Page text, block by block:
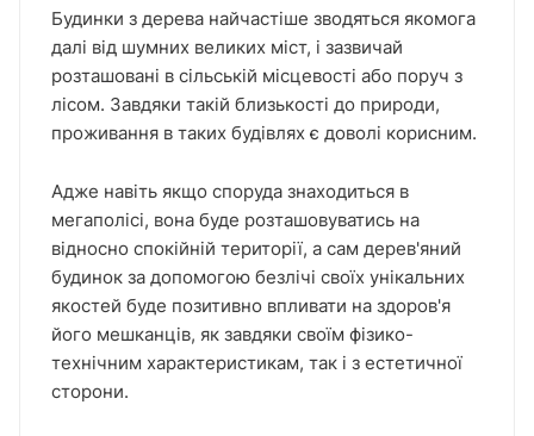
Будинки з дерева найчастіше зводяться якомога
далі від шумних великих міст, і зазвичай
розташовані в сільській місцевості або поруч з
лісом. Завдяки такій близькості до природи,
проживання в таких будівлях є доволі корисним.
Адже навіть якщо споруда знаходиться в
мегаполісі, вона буде розташовуватись на
відносно спокійній території, а сам дерев'яний
будинок за допомогою безлічі своїх унікальних
якостей буде позитивно впливати на здоров'я
його мешканців, як завдяки своїм фізико-
технічним характеристикам, так і з естетичної
сторони.